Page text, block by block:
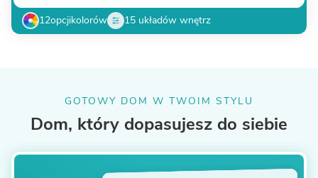
12opcjikolorów 15 układów wnętrz
GOTOWY DOM W TWOIM STYLU
Dom, który dopasujesz do siebie